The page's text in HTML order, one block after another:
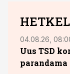
04.08.26,
Uus TSD